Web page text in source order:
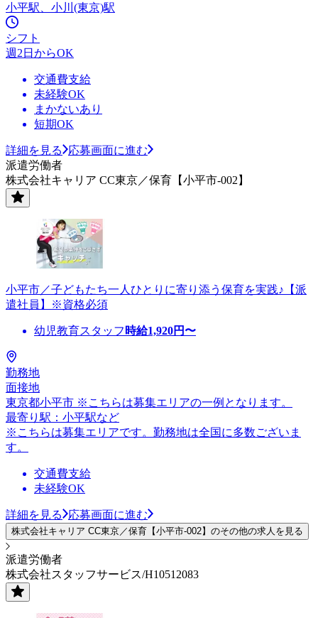
小平駅、小川(東京)駅
シフト
週2日からOK
交通費支給
未経験OK
まかないあり
短期OK
詳細を見る
応募画面に進む
派遣労働者
株式会社キャリア CC東京／保育【小平市-002】
小平市／子どもたち一人ひとりに寄り添う保育を実践♪【派
遣社員】※資格必須
幼児教育スタッフ 時給1,920円〜
勤務地
面接地
東京都小平市 ※こちらは募集エリアの一例となります。
最寄り駅：小平駅など
※こちらは募集エリアです。勤務地は全国に多数ございま
す。
交通費支給
未経験OK
詳細を見る 応募画面に進む
株式会社キャリア CC東京／保育【小平市-002】のその他の求人を見る
派遣労働者
株式会社スタッフサービス/H10512083